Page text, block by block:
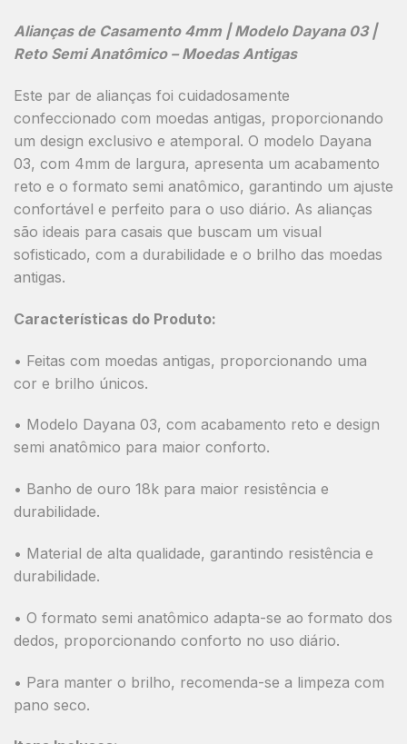
Alianças de Casamento 4mm | Modelo Dayana 03 |
Reto Semi Anatômico – Moedas Antigas
Este par de alianças foi cuidadosamente
confeccionado com moedas antigas, proporcionando
um design exclusivo e atemporal. O modelo Dayana
03, com 4mm de largura, apresenta um acabamento
reto e o formato semi anatômico, garantindo um ajuste
confortável e perfeito para o uso diário. As alianças
são ideais para casais que buscam um visual
sofisticado, com a durabilidade e o brilho das moedas
antigas.
Características do Produto:
• Feitas com moedas antigas, proporcionando uma
cor e brilho únicos.
• Modelo Dayana 03, com acabamento reto e design
semi anatômico para maior conforto.
• Banho de ouro 18k para maior resistência e
durabilidade.
• Material de alta qualidade, garantindo resistência e
durabilidade.
• O formato semi anatômico adapta-se ao formato dos
dedos, proporcionando conforto no uso diário.
• Para manter o brilho, recomenda-se a limpeza com
pano seco.